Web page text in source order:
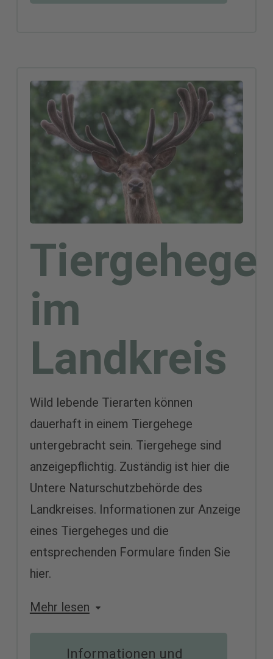
Tiergehege
im
Landkreis
Wild lebende Tierarten können
dauerhaft in einem Tiergehege
untergebracht sein. Tiergehege sind
anzeigepflichtig. Zuständig ist hier die
Untere Naturschutzbehörde des
Landkreises. Informationen zur Anzeige
eines Tiergeheges und die
entsprechenden Formulare finden Sie
hier.
Mehr lesen
Informationen und